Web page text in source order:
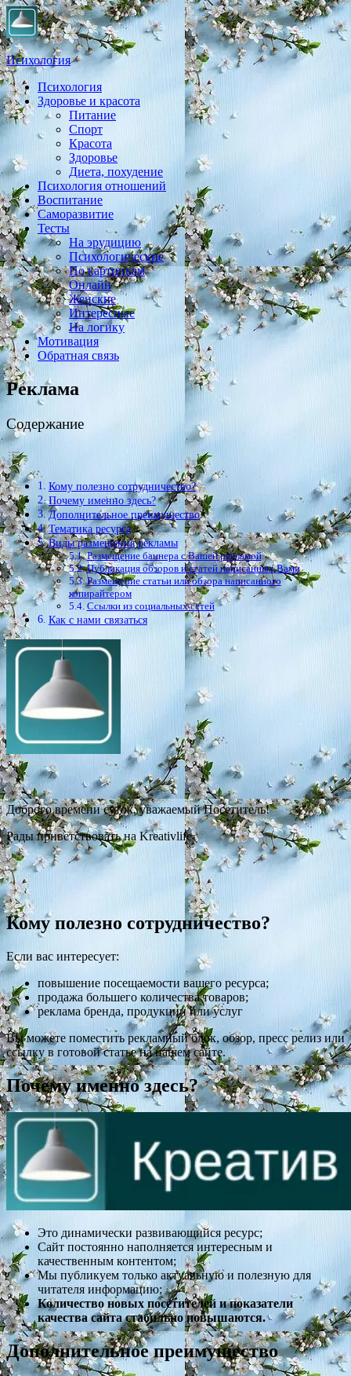
Психология
Практическая психология, личностный рост, экология,
здоровье, воспитание,
Психология
Здоровье и красота
Питание
Спорт
Красота
Здоровье
Диета, похудение
Психология отношений
Воспитание
Саморазвитие
Тесты
На эрудицию
Психологические
По картинкам
Онлайн
Женские
Интересные
На логику
Мотивация
Обратная связь
Реклама
Содержание
Кому полезно сотрудничество?
Почему именно здесь?
Дополнительное преимущество
Тематика ресурса
Виды размещения рекламы
Размещение баннера с Вашей рекламой
Публикация обзоров и статей написанных Вами
Размещение статьи или обзора написанного
копирайтером
Ссылки из социальных сетей
Как с нами связаться
Доброго времени суток, уважаемый Посетитель!
Рады приветствовать на Kreativlife
Кому полезно сотрудничество?
Если вас интересует:
повышение посещаемости вашего ресурса;
продажа большего количества товаров;
реклама бренда, продукции или услуг
Вы можете поместить рекламный блок, обзор, пресс релиз или
ссылку в готовой статье на нашем сайте.
Почему именно здесь?
Это динамически развивающийся ресурс;
Сайт постоянно наполняется интересным и
качественным контентом;
Мы публикуем только актуальную и полезную для
читателя информацию;
Количество новых посетителей и показатели
качества сайта стабильно повышаются.
Дополнительное преимущество